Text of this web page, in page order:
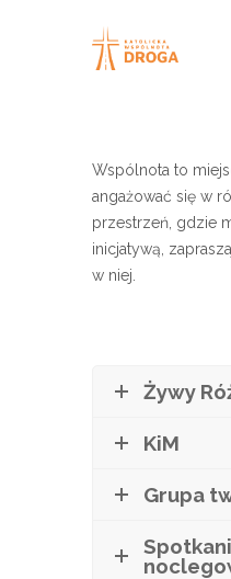
Wspólnota to
angażować się w
przestrzeń, gdzie
inicjatywą,
w niej.
Żywy
KiM
Grupa